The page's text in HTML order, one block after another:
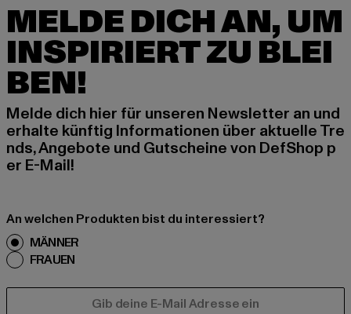
MELDE DICH AN, UM
INSPIRIERT ZU BLEI
BEN!
Melde dich hier für unseren Newsletter an und
erhalte künftig Informationen über aktuelle Tre
nds, Angebote und Gutscheine von DefShop p
er E-Mail!
An welchen Produkten bist du interessiert?
MÄNNER
FRAUEN